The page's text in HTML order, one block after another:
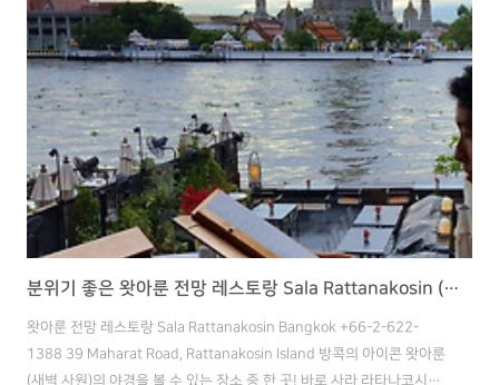
요. 오픈카로 달리시는 어르신들 달린지 한 시간이 넘어가니 슬슬 이정표
가 보이기 시작합니다. 오늘 목적지는 Ayutthaya Historical Park, 아유
타야 역사 공원입니다. 역사 공원에 도착하니 사람도 별로 없어 주차하기
도 너무 편했습니다. 주차료는 무료였지만, 입장료는..
분위기 좋은 왓아룬 전망 레스토랑 Sala Rattanakosin (방콕 자유여행)
왓아룬 전망 레스토랑 Sala Rattanakosin Bangkok +66-2-622-
1388 39 Maharat Road, Rattanakosin Island 방콕의 아이콘 왓아룬
(새벽 사원)의 야경을 볼 수 있는 장소 중 한 곳! 바로 사라 라타나코시니